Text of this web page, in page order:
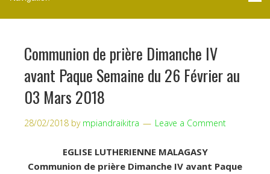
Communion de prière Dimanche IV
avant Paque Semaine du 26 Février au
03 Mars 2018
28/02/2018 by mpiandraikitra Leave a Comment
EGLISE LUTHERIENNE MALAGASY
Communion de prière Dimanche IV avant Paque